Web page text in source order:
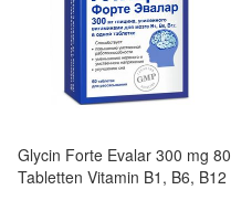
Glycin Forte Evalar 300 mg 80
Tabletten Vitamin B1, B6, B12